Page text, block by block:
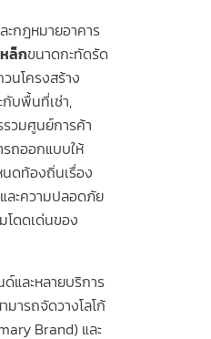
กฎหมายอาคาร
หล็กขนาดกะทัดรัด
นโครงสร้าง
กับพื้นที่เช่า,
วมศูนย์การค้า
ถออกแบบให้
ดท้องถิ่นเรื่อง
ละความปลอดภัย
โดดเด่นของ
และหลายบริการ
มารถจัดวางโลโก้
Brand) และ